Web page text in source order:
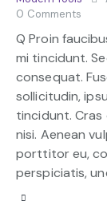
0 Comments
Q Proin
mi tincidunt.
consequat.
sollicitudin,
tincidunt. Cras
nisi. Aenean
porttitor eu,
perspiciatis,